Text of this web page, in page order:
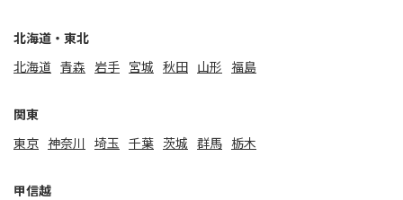
北海道・東北
北海道 ⻘森 岩手 宮城 秋田 山形 福島
関東
東京 神奈川 埼玉 千葉 茨城 群馬 栃木
甲信越